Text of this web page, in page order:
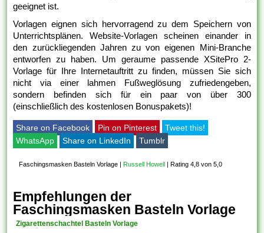
geeignet ist.
Vorlagen eignen sich hervorragend zu dem Speichern von
Unterrichtsplänen. Website-Vorlagen scheinen einander in
den zurückliegenden Jahren zu von eigenen Mini-Branche
entworfen zu haben. Um geraume passende XSitePro 2-
Vorlage für Ihre Internetauftritt zu finden, müssen Sie sich
nicht via einer lahmen Fußweglösung zufriedengeben,
sondern befinden sich für ein paar von über 300
(einschließlich des kostenlosen Bonuspakets)!
Share on Facebook Pin on Pinterest
Tweet this!
WhatsApp
Share on LinkedIn Tumblr
Faschingsmasken Basteln Vorlage | Russell Howell |Rating 4,8 von 5,0
Empfehlungen der
Faschingsmasken Basteln Vorlage
Zigarettenschachtel Basteln Vorlage